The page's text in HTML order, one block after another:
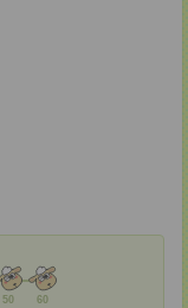
50 60